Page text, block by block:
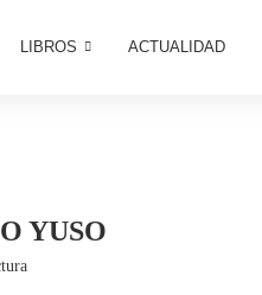
LIBROS ACTUALIDAD
YUSO